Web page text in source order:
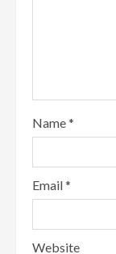
Name*
Email*
Website